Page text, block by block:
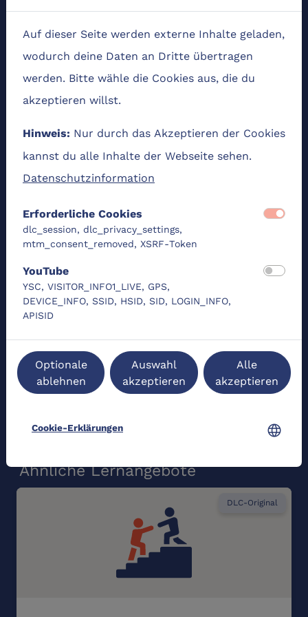
Auf dieser Seite werden externe Inhalte geladen,
wodurch deine Daten an Dritte übertragen
werden. Bitte wähle die Cookies aus, die du
akzeptieren willst.
Hinweis: Nur durch das Akzeptieren der Cookies
kannst du alle Inhalte der Webseite sehen.
Datenschutzinformation
Erforderliche Cookies
dlc_session, dlc_privacy_settings,
mtm_consent_removed, XSRF-Token
YouTube
YSC, VISITOR_INFO1_LIVE, GPS,
DEVICE_INFO, SSID, HSID, SID, LOGIN_INFO,
APISID
Optionale
ablehnen
Auswahl
akzeptieren
Alle
akzeptieren
Cookie-Erklärungen language
Trage deine Themenwünsche gern schon vorab
auf das Board zum Trainer*innen-Talk ein. Deine
Themen sind dann auch für andere Teilnehmende
vorab einsehbar und uns gelingt ein
geschmeidiger Start in den Austausch.
Collaboard zum Trainer*innen-Talk. Mit Klick auf
den Link öffnet sich das Board in deinem
Browser. Scrolle zum Seitenende bis "Annehmen
beitreten und das Board bearbeiten zu können.
Ich freue mich auf dich!
Herzliche Grüße
Christiane vom DLC-Entwicklungshub
Termine
event_busy Zurzeit keine Termine verfügbar.
Ähnliche Lernangebote
DLC-Original